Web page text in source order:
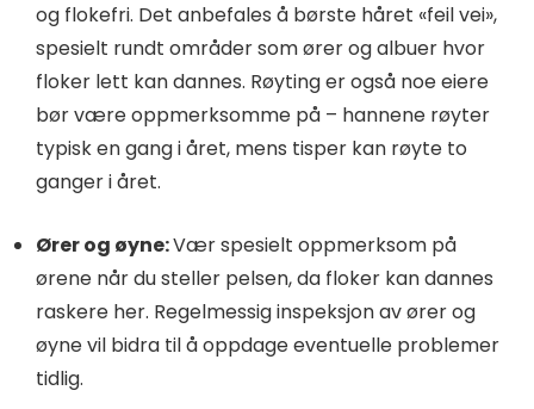
og flokefri. Det anbefales å børste håret «feil vei»,
spesielt rundt områder som ører og albuer hvor
floker lett kan dannes. Røyting er også noe eiere
bør være oppmerksomme på – hannene røyter
typisk en gang i året, mens tisper kan røyte to
ganger i året.
Ører og øyne:Vær spesielt oppmerksom på
ørene når du steller pelsen, da floker kan dannes
raskere her. Regelmessig inspeksjon av ører og
øyne vil bidra til å oppdage eventuelle problemer
tidlig.